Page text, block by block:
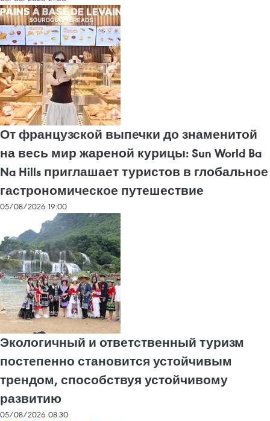
От французской выпечки до знаменитой
на весь мир жареной курицы: Sun World Ba
Na Hills приглашает туристов в глобальное
гастрономическое путешествие
05/08/2026 19:00
Экологичный и ответственный туризм
постепенно становится устойчивым
трендом, способствуя устойчивому
развитию
05/08/2026 08:30